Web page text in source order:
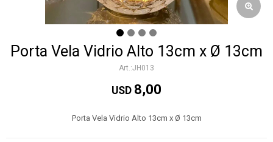
Porta Vela Vidrio Alto 13cm x Ø 13cm
JH013
USD 8,00
Porta Vela Vidrio Alto 13cm x Ø 13cm